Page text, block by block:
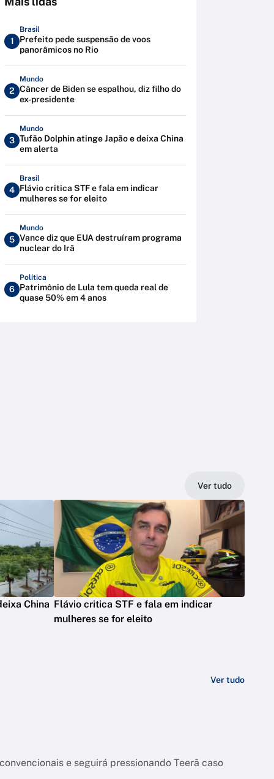
1
Brasil
Prefeito pede suspensão de voos
panorâmicos no Rio
2
Mundo
Câncer de Biden se espalhou, diz filho do
ex-presidente
3
Mundo
Tufão Dolphin atinge Japão e deixa China
em alerta
4
Brasil
Flávio critica STF e fala em indicar
mulheres se for eleito
5
Mundo
Vance diz que EUA destruíram programa
nuclear do Irã
6
Política
Patrimônio de Lula tem queda real de
quase 50% em 4 anos
Ver tudo
China Flávio critica STF e fala em indicar
mulheres se for eleito
Ver tudo
e seguirá pressionando Teerã caso